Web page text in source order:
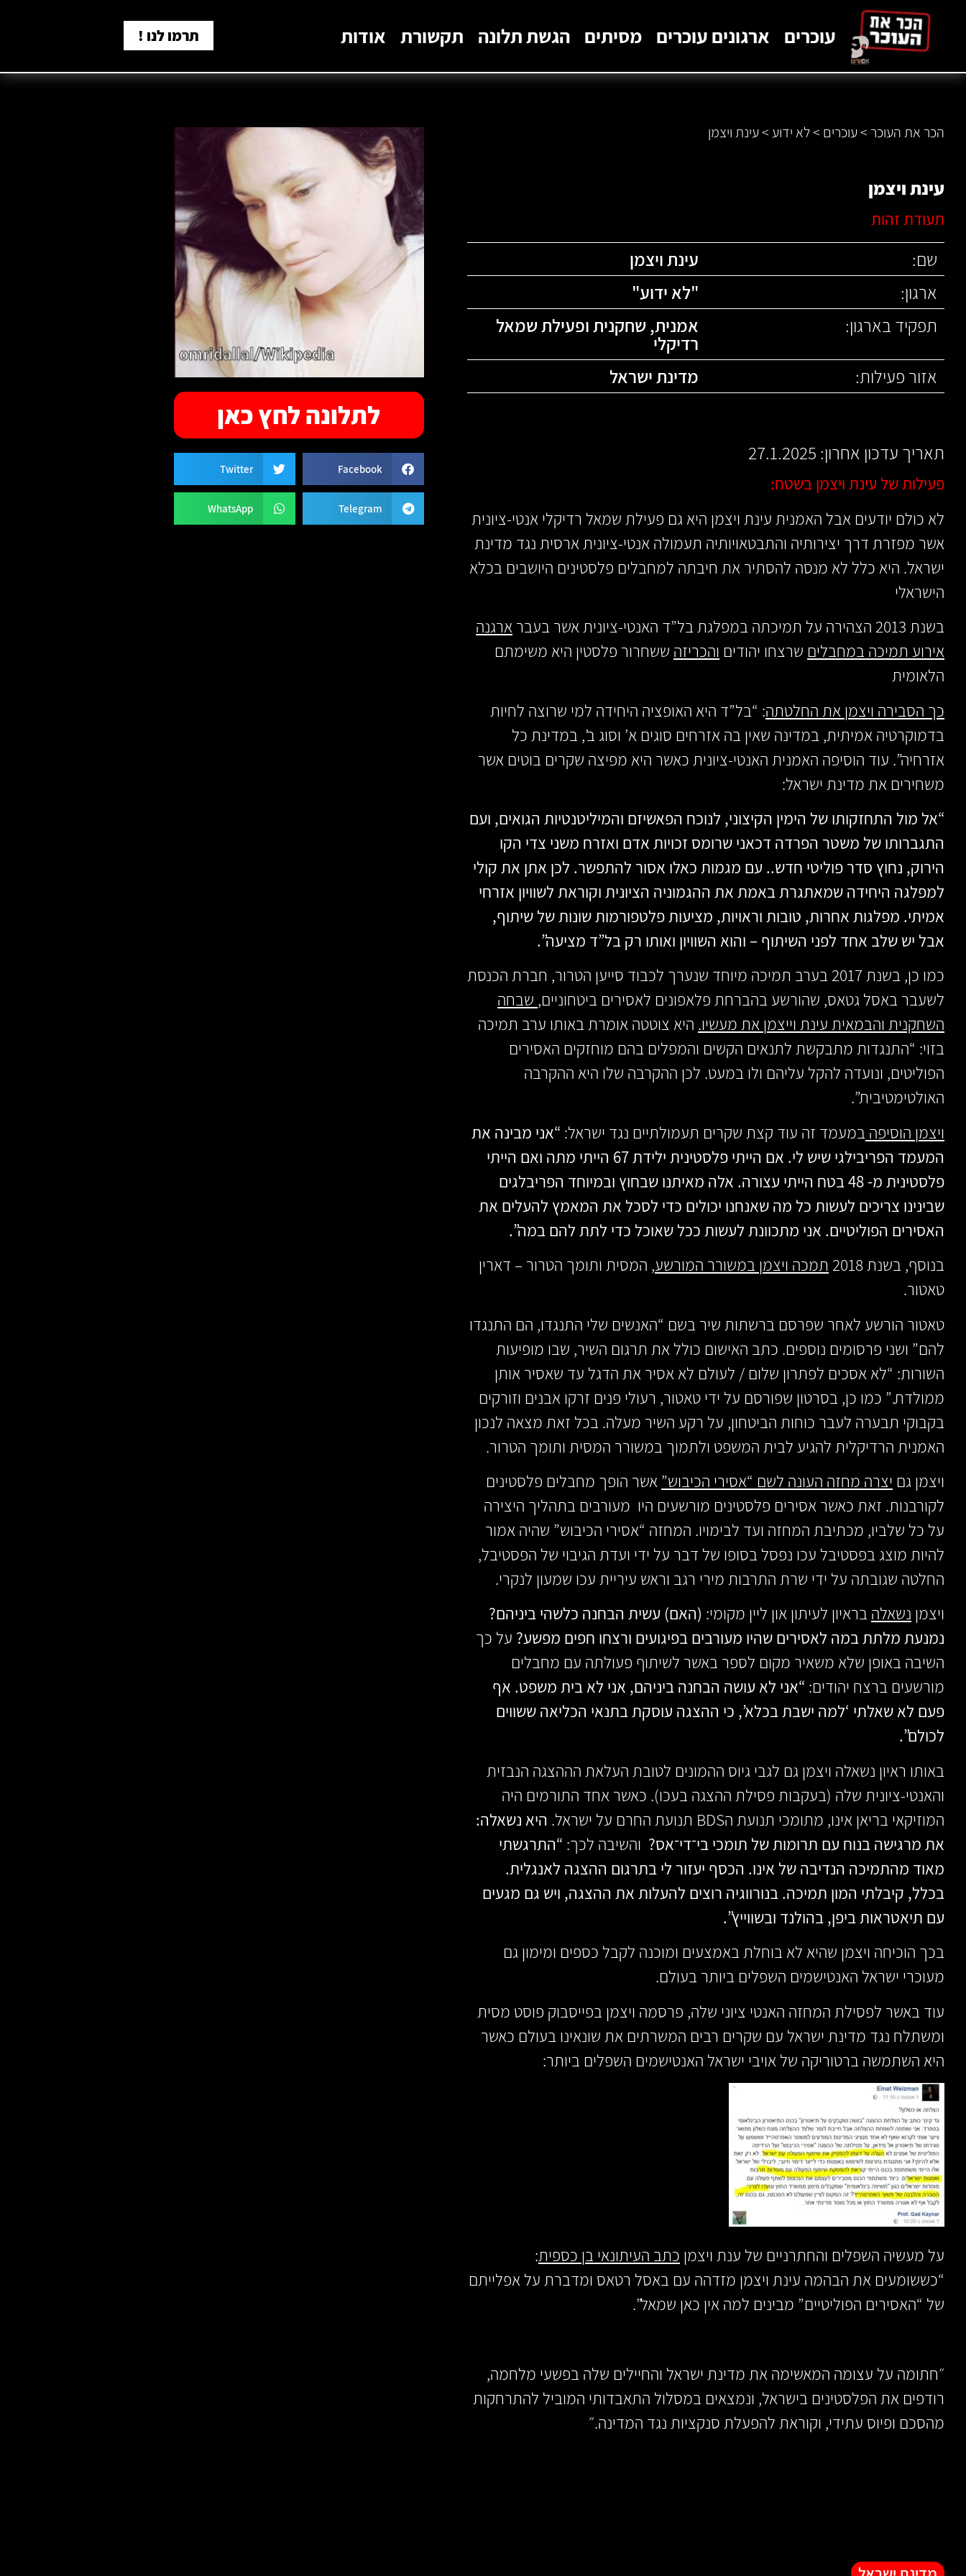
עוכרים ארגונים עוכרים מסיתים הגשת תלונה תקשורת אודות תרמו לנו !
הכר את העוכר >עוכרים >לא ידוע>עינת ויצמן
עינת ויצמן
תעודת זהות
שם:
עינת ויצמן
ארגון:
"לא ידוע"
תפקיד בארגון:
אמנית, שחקנית ופעילת שמאל
רדיקלי
אזור פעילות:
מדינת ישראל
תאריך עדכון אחרון: 27.1.2025
פעילות של עינת ויצמן בשטח:
לא כולם יודעים אבל האמנית עינת ויצמן היא גם פעילת שמאל רדיקלי אנטי-ציונית
אשר מפזרת דרך יצירותיה והתבטאויותיה תעמולה אנטי-ציונית ארסית נגד מדינת
ישראל. היא כלל לא מנסה להסתיר את חיבתה למחבלים פלסטינים היושבים בכלא
הישראלי
בשנת 2013 הצהירה על תמיכתה במפלגת בל”ד האנטי-ציונית אשר בעבר
ארגנה
אירוע תמיכה במחבלים שרצחו יהודים והכריזה ששחרור פלסטין היא משימתם
הלאומית
כך הסבירה ויצמן את החלטתה: “בל”ד היא האופציה היחידה למי שרוצה לחיות
בדמוקרטיה אמיתית, במדינה שאין בה אזרחים סוגים א’ וסוג ב’, במדינת כל
אזרחיה”. עוד הוסיפה האמנית האנטי-ציונית כאשר היא מפיצה שקרים בוטים אשר
משחירים את מדינת ישראל:
“אל מול התחזקותו של הימין הקיצוני, לנוכח הפאשיזם והמיליטנטיות הגואים, ועם
התגברותו של משטר הפרדה דכאני שרומס זכויות אדם ואזרח משני צדי הקו
הירוק, נחוץ סדר פוליטי חדש.. עם מגמות כאלו אסור להתפשר. לכן אתן את קולי
למפלגה היחידה שמאתגרת באמת את ההגמוניה הציונית וקוראת לשוויון אזרחי
אמיתי. מפלגות אחרות, טובות וראויות, מציעות פלטפורמות שונות של שיתוף,
אבל יש שלב אחד לפני השיתוף – והוא השוויון ואותו רק בל”ד מציעה”.
כמו כן, בשנת 2017 בערב תמיכה מיוחד שנערך לכבוד סייען הטרור, חברת הכנסת
לשעבר באסל גטאס, שהורשע בהברחת פלאפונים לאסירים ביטחוניים, שבחה
השחקנית והבמאית עינת וייצמן את מעשיו. היא צוטטה אומרת באותו ערב תמיכה
בזוי: “התנגדות מתבקשת לתנאים הקשים והמפלים בהם מוחזקים האסירים
הפוליטים, ונועדה להקל עליהם ולו במעט. לכן ההקרבה שלו היא ההקרבה
האולטימטיבית”.
ויצמן הוסיפה במעמד זה עוד קצת שקרים תעמולתיים נגד ישראל: “אני מבינה את
המעמד הפריבילגי שיש לי. אם הייתי פלסטינית ילידת 67 הייתי מתה ואם הייתי
פלסטינית מ- 48 בטח הייתי עצורה. אלה מאיתנו שבחוץ ובמיוחד הפריבלגים
שבינינו צריכים לעשות כל מה שאנחנו יכולים כדי לסכל את המאמץ להעלים את
האסירים הפוליטיים. אני מתכוונת לעשות ככל שאוכל כדי לתת להם במה”.
בנוסף, בשנת 2018
תמכה ויצמן במשורר המורשע, המסית ותומך הטרור – דארין
טאטור.
טאטור הורשע לאחר שפרסם ברשתות שיר בשם “האנשים שלי התנגדו, הם התנגדו
להם” ושני פרסומים נוספים. כתב האישום כולל את תרגום השיר, שבו מופיעות
השורות: “לא אסכים לפתרון שלום / לעולם לא אסיר את הדגל עד שאסיר אותן
ממולדת.” כמו כן, בסרטון שפורסם על ידי טאטור, רעולי פנים זרקו אבנים וזורקים
בקבוקי תבערה לעבר כוחות הביטחון, על רקע השיר מעלה. בכל זאת מצאה לנכון
האמנית הרדיקלית להגיע לבית המשפט ולתמוך במשורר המסית ותומך הטרור.
ויצמן גם יצרה מחזה העונה לשם “אסירי הכיבוש” אשר הופך מחבלים פלסטינים
לקורבנות. זאת כאשר אסירים פלסטינים מורשעים היו מעורבים בתהליך היצירה
על כל שלביו, מכתיבת המחזה ועד לבימויו. המחזה “אסירי הכיבוש” שהיה אמור
להיות מוצג בפסטיבל עכו נפסל בסופו של דבר על ידי ועדת הגיבוי של הפסטיבל,
החלטה שגובתה על ידי שרת התרבות מירי רגב וראש עיריית עכו שמעון לנקרי.
ויצמן נשאלה בראיון לעיתון און ליין מקומי: (האם) עשית הבחנה כלשהי ביניהם?
נמנעת מלתת במה לאסירים שהיו מעורבים בפיגועים ורצחו חפים מפשע? על כך
השיבה באופן שלא משאיר מקום לספר באשר לשיתוף פעולתה עם מחבלים
מורשעים ברצח יהודים: “אני לא עושה הבחנה ביניהם, אני לא בית משפט. אף
פעם לא שאלתי ‘למה ישבת בכלא’, כי ההצגה עוסקת בתנאי הכליאה ששווים
לכולם”.
באותו ראיון נשאלה ויצמן גם לגבי גיוס ההמונים לטובת העלאת הההצגה הנבזית
והאנטי-ציונית שלה (בעקבות פסילת ההצגה בעכו). כאשר אחד התורמים היה
המוזיקאי בריאן אינו, מתומכי תנועת הBDS תנועת החרם על ישראל.
היא נשאלה:
את מרגישה בנוח עם תרומות של תומכי בי־די־אס? והשיבה לכך: “התרגשתי
מאוד מהתמיכה הנדיבה של אינו. הכסף יעזור לי בתרגום ההצגה לאנגלית.
בכלל, קיבלתי המון תמיכה. בנורווגיה רוצים להעלות את ההצגה, ויש גם מגעים
עם תיאטראות ביפן, בהולנד ובשווייץ”.
בכך הוכיחה ויצמן שהיא לא בוחלת באמצעים ומוכנה לקבל כספים ומימון גם
מעוכרי ישראל האנטישמים השפלים ביותר בעולם.
עוד באשר לפסילת המחזה האנטי ציוני שלה, פרסמה ויצמן בפייסבוק פוסט מסית
ומשתלח נגד מדינת ישראל עם שקרים רבים המשרתים את שונאינו בעולם כאשר
היא השתמשה ברטוריקה של אויבי ישראל האנטישמים השפלים ביותר:
על מעשיה השפלים והחתרניים של ענת ויצמן כתב העיתונאי בן כספית:
“כששומעים את הבהמה עינת ויצמן מזדהה עם באסל רטאס ומדברת על אפלייתם
של “האסירים הפוליטיים” מבינים למה אין כאן שמאל”.
״חתומה על עצומה המאשימה את מדינת ישראל והחיילים שלה בפשעי מלחמה,
רודפים את הפלסטינים בישראל, ונמצאים במסלול התאבדותי המוביל להתרחקות
מהסכם ופיוס עתידי, וקוראת להפעלת סנקציות נגד המדינה.״
לתלונה לחץ כאן
Facebook
Twitter
Telegram
WhatsApp